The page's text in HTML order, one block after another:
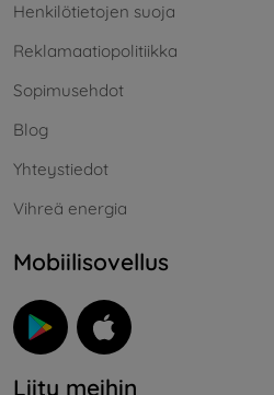
Henkilötietojen suoja
Reklamaatiopolitiikka
Sopimusehdot
Blog
Yhteystiedot
Vihreä energia
Mobiilisovellus
Liity meihin